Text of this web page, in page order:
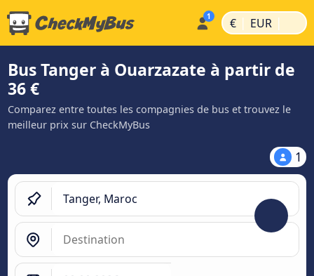
€ | EUR |
Bus Tanger à Ouarzazate à partir de
36 €
Comparez entre toutes les compagnies de bus et trouvez le
meilleur prix sur CheckMyBus
1